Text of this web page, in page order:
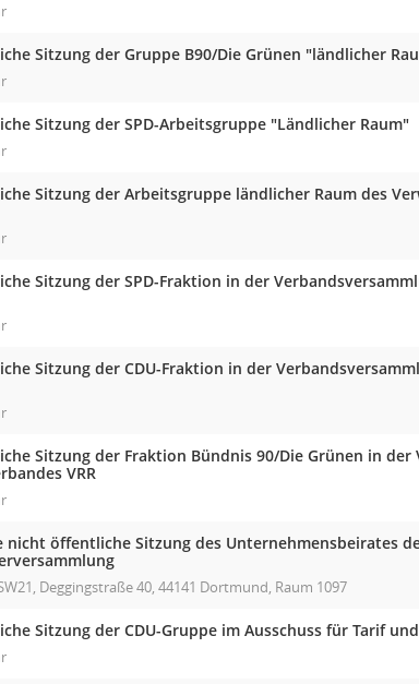
Sitzung der Gruppe B90/Die Grünen "ländlicher
Sitzung der SPD-Arbeitsgruppe "Ländlicher Raum"
Sitzung der Arbeitsgruppe ländlicher Raum des
Sitzung der SPD-Fraktion in der
Sitzung der CDU-Fraktion in der
Sitzung der Fraktion Bündnis 90/Die Grünen in der
VRR
nicht öffentliche Sitzung des Unternehmensbeirates
Deggingstraße 40, 44141 Dortmund, Raum 1097
Sitzung der CDU-Gruppe im Ausschuss für Tarif